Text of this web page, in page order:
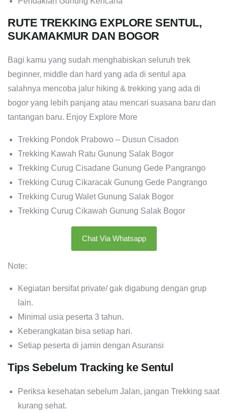
RUTE TREKKING EXPLORE SENTUL,
SUKAMAKMUR DAN BOGOR
Bagi kamu yang sudah menghabiskan seluruh trek
beginner, middle dan hard yang ada di sentul apa
salahnya mencoba jalur hiking & trekking yang ada di
bogor yang lebih panjang atau mencari suasana baru dan
tantangan baru. Enjoy Explore More
Trekking Pondok Prabowo – Dusun Cisadon
Trekking Kawah Ratu Gunung Salak Bogor
Trekking Curug Cisadane Gunung Gede Pangrango
Trekking Curug Cikaracak Gunung Gede Pangrango
Trekking Curug Walet Gunung Salak Bogor
Trekking Curug Cikawah Gunung Salak Bogor
Chat Via Whatsapp
Note:
Kegiatan bersifat private/ gak digabung dengan grup
lain.
Minimal usia peserta 3 tahun.
Keberangkatan bisa setiap hari.
Setiap peserta di jamin dengan Asuransi
Tips Sebelum Tracking ke Sentul
Periksa kesehatan sebelum Jalan, jangan Trekking saat
kurang sehat.